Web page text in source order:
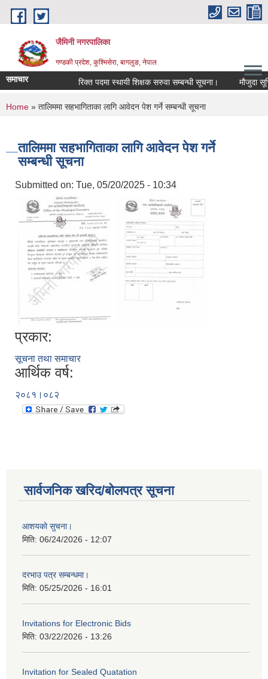
Skip to main content
जैमिनी नगरपालिका
गण्डकी प्रदेश, कुश्मिसेरा, बागलुङ, नेपाल
समाचार रिक्त पदमा स्थायी शिक्षक सरुवा सम्बन्धी सूचना। मौजुदा
You are here
Home » तालिममा सहभागिताका लागि आवेदन पेश गर्ने सम्बन्धी सूचना
तालिममा सहभागिताका लागि आवेदन पेश गर्ने
सम्बन्धी सूचना
Submitted on: Tue, 05/20/2025 - 10:34
प्रकार:
सूचना तथा समाचार
आर्थिक वर्ष:
२०८१।०८२
सार्वजनिक खरिद/बोलपत्र सूचना
आशयको सुचना।
मिति: 06/24/2026 - 12:07
दरभाउ पत्र सम्बन्धमा।
मिति: 05/25/2026 - 16:01
Invitations for Electronic Bids
मिति: 03/22/2026 - 13:26
Invitation for Sealed Quatation